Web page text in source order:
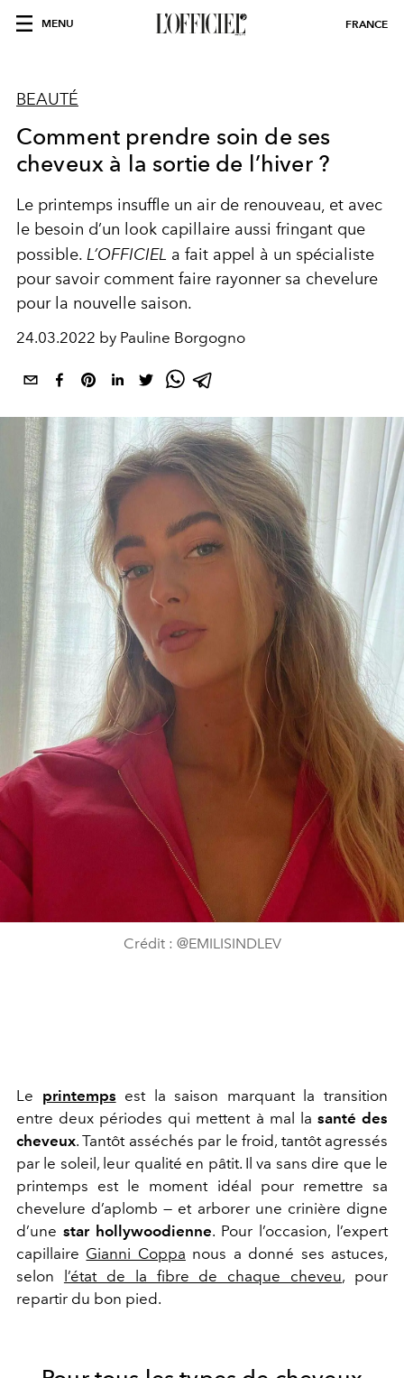
MENU FRANCE
BEAUTÉ
Comment prendre soin de ses
cheveux à la sortie de l’hiver ?
Le printemps insuffle un air de renouveau, et avec
le besoin d’un look capillaire aussi fringant que
possible. L’OFFICIEL a fait appel à un spécialiste
pour savoir comment faire rayonner sa chevelure
pour la nouvelle saison.
24.03.2022 by Pauline Borgogno
Crédit : @EMILISINDLEV
Le printemps est la saison marquant la transition
entre deux périodes qui mettent à mal la santé des
cheveux. Tantôt asséchés par le froid, tantôt agressés
par le soleil, leur qualité en pâtit. Il va sans dire que le
printemps est le moment idéal pour remettre sa
chevelure d’aplomb — et arborer une crinière digne
d’une star hollywoodienne. Pour l’occasion, l’expert
capillaire Gianni Coppa nous a donné ses astuces,
selon
l’état de la fibre de chaque cheveu, pour
repartir du bon pied.